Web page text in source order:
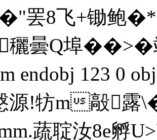
罢8飞+锄鲍
曇Q埠��>�
endobj 123 0
源!牥m毃露
蔬聢汝8e孵